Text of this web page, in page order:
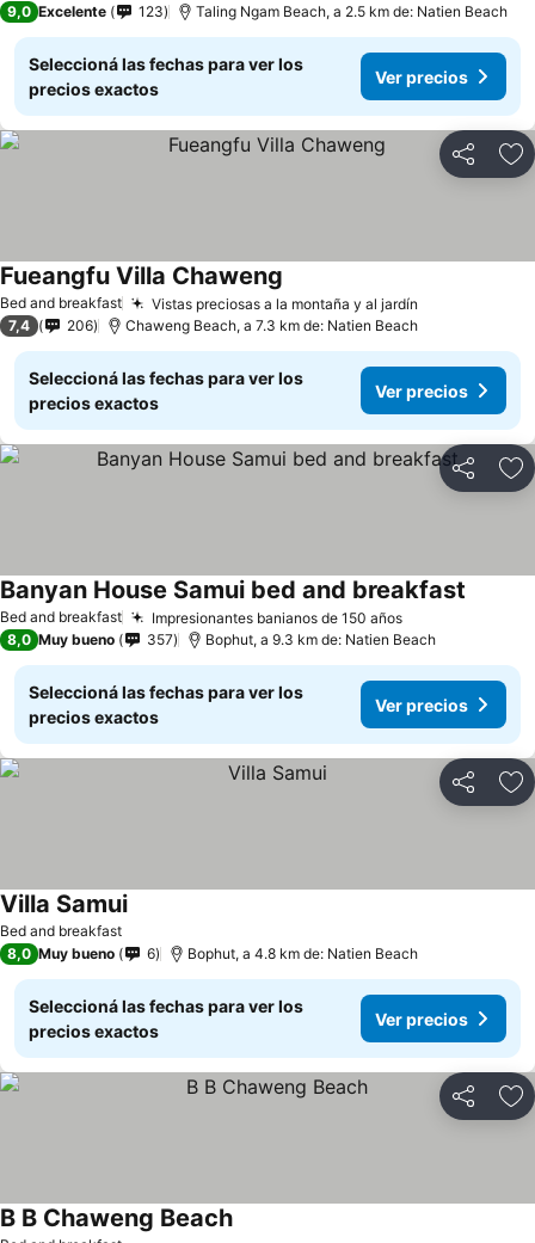
9,0 Excelente 123 Taling Ngam Beach, a 2.5 km de: Natien Beach
Seleccioná las fechas para ver los
precios exactos
Ver precios
Compartir
Bed and breakfast Vistas preciosas a la montaña y al jardín
Fueangfu Villa Chaweng
7,4 206 Chaweng Beach, a 7.3 km de: Natien Beach
Seleccioná las fechas para ver los
precios exactos
Ver precios
Compartir
Bed and breakfast Impresionantes banianos de 150 años
Banyan House Samui bed and breakfast
8,0 Muy bueno 357 Bophut, a 9.3 km de: Natien Beach
Seleccioná las fechas para ver los
precios exactos
Ver precios
Compartir
Bed and breakfast
Villa Samui
8,0 Muy bueno 6 Bophut, a 4.8 km de: Natien Beach
Seleccioná las fechas para ver los
precios exactos
Ver precios
Compartir
B B Chaweng Beach